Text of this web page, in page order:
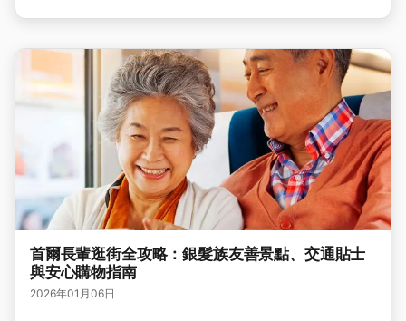
首爾長輩逛街全攻略：銀髮族友善景點、交通貼士
與安心購物指南
2026年01月06日